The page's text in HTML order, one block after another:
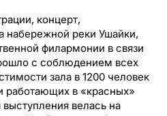
концерт,
набережной реки Ушайки,
филармонии в связи
с соблюдением всех
зала в 1200 человек
работающих в «красных»
велась на